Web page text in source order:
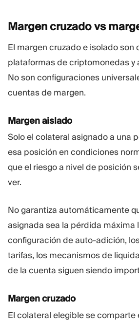
Margen cruzado vs
El margen cruzado e isolado son
plataformas de criptomonedas y
No son configuraciones
cuentas de margen.
Margen aislado
Solo el colateral asignado a una
esa posición en condiciones
que el riesgo a nivel de posición
ver.
No garantiza automáticamente
asignada sea la pérdida máxima
configuración de auto-adición,
tarifas, los mecanismos de
de la cuenta siguen siendo
Margen cruzado
El colateral elegible se comparte